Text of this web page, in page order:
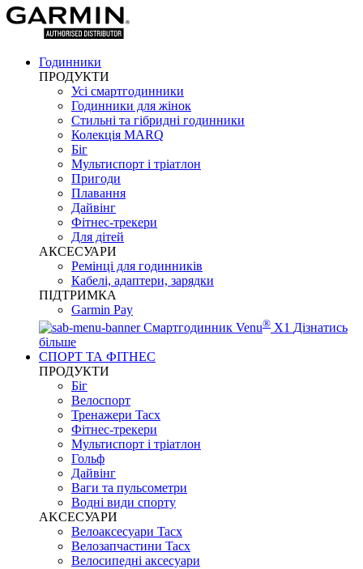
Годинники
ПРОДУКТИ
Усі смартгодинники
Годинники для жінок
Стильні та гібридні годинники
Колекція MARQ
Біг
Мультиспорт і тріатлон
Пригоди
Плавання
Дайвінг
Фітнес-трекери
Для дітей
АКСЕСУАРИ
Ремінці для годинників
Кабелі, адаптери, зарядки
ПІДТРИМКА
Garmin Pay
Смартгодинник Venu® X1 Дізнатись
більше
СПОРТ ТА ФІТНЕС
ПРОДУКТИ
Біг
Велоспорт
Тренажери Tacx
Фітнес-трекери
Мультиспорт і тріатлон
Гольф
Дайвінг
Ваги та пульсометри
Водні види спорту
AKCЕСУАРИ
Велоаксесуари Tacx
Велозапчастини Tacx
Велосипедні аксесуари